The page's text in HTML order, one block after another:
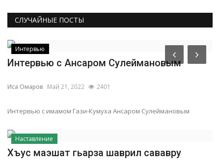
СЛУЧАЙНЫЕ ПОСТЫ
Интервью
Интервью с Ансаром Сулеймановым
Иса Омаров Май 21, 2022 2401
Интервью с имамом Гази-Кумуха Ансаром Сулеймановым
Наставление
Хъус маэшат гьарза шаврил сававру